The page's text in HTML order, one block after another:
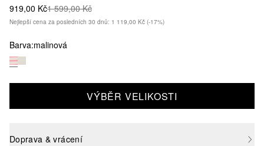
919,00 Kč1 599,00 Kč
Nejlepší cena za posledních 30 dnů: 1 119,00 Kč (-17%)
Barva:malinová
VÝBĚR VELIKOSTI
Doprava & vrácení